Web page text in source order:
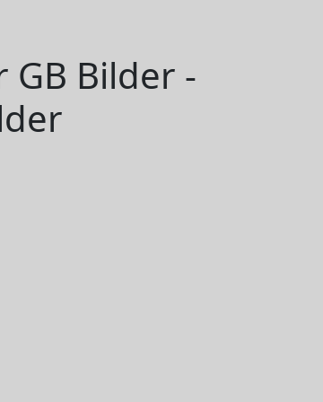
GB Bilder -